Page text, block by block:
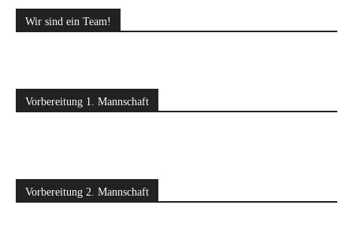
Wir sind ein Team!
Vorbereitung 1. Mannschaft
Vorbereitung 2. Mannschaft